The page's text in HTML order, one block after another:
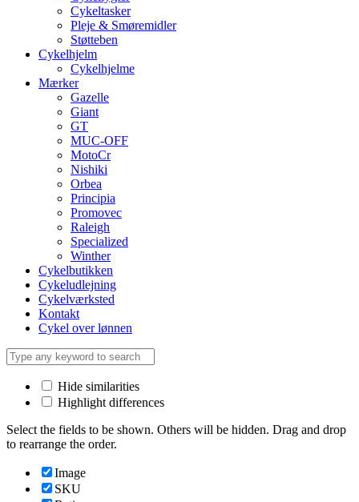
Cykeltasker
Pleje & Smøremidler
Støtteben
Cykelhjelm
Cykelhjelme
Mærker
Gazelle
Giant
GT
MUC-OFF
MotoCr
Nishiki
Orbea
Principia
Promovec
Raleigh
Specialized
Winther
Cykelbutikken
Cykeludlejning
Cykelværksted
Kontakt
Cykel over lønnen
Hide similarities
Highlight differences
Select the fields to be shown. Others will be hidden. Drag and drop
to rearrange the order.
Image
SKU